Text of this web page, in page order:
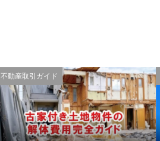
不動産取引ガイド